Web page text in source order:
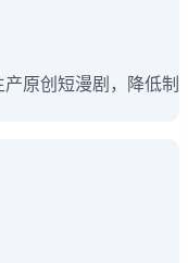
原创短漫剧，降低制